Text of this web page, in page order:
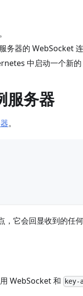
务器的 WebSocket 连
中启动一个新的
服务器
。
它会回显收到的任何
WebSocket 和 key-